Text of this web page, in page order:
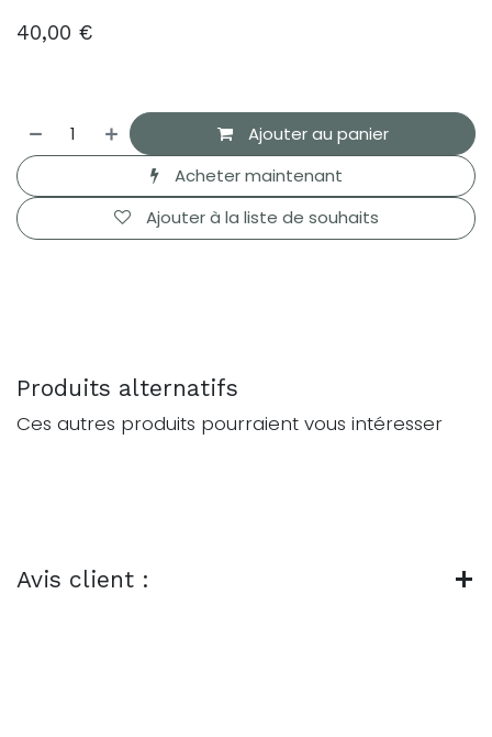
40,00 €
Ajouter au panier
Acheter maintenant
Ajouter à la liste de souhaits
Produits alternatifs
Ces autres produits pourraient vous intéresser
Avis client :